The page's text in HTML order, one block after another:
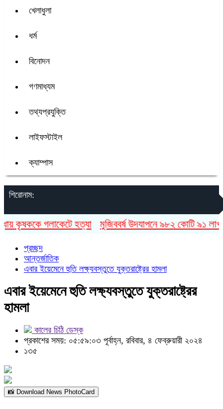
খেলাধুলা
ধর্ম
বিনোদন
গণমাধ্যম
তথ্যপ্রযুক্তি
লাইফস্টাইল
ক্যাম্পাস
শিরোনাম:
গলাকেটে হত্যা মুজিববর্ষ উদযাপনে ৯৮২ কোটি ৯১ লাখ টাকা
প্রচ্ছদ
আন্তর্জাতিক
এবার ইয়েমেনে হুতি লক্ষ্যবস্তুতে যুক্তরাষ্ট্রের হামলা
এবার ইয়েমেনে হুতি লক্ষ্যবস্তুতে যুক্তরাষ্ট্রের
হামলা
কালের চিঠি ডেস্ক
প্রকাশের সময়: ০৫:৫৯:০৩ পূর্বাহ্ন, রবিবার, ৪ ফেব্রুয়ারী ২০২৪
১৩৫
📸 Download News PhotoCard